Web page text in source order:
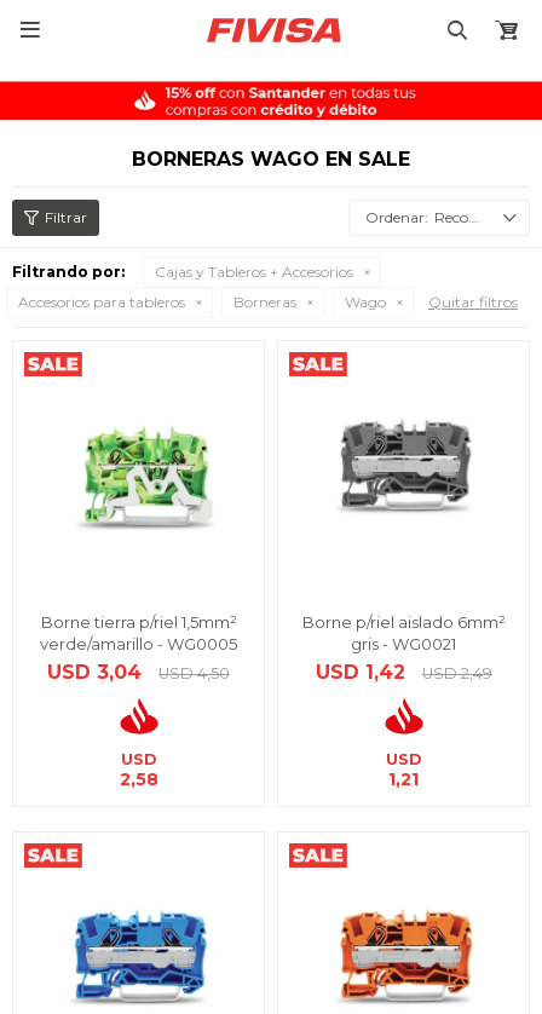

BORNERAS WAGO EN SALE
Recomendados
Filtrando por:
Cajas y Tableros + Accesorios
Accesorios para tableros
Borneras Wago Quitar filtros
Borne tierra p/riel 1,5mm²
verde/amarillo - WG0005
USD 3,04 USD 4,50
USD
2,58
Borne p/riel aislado 6mm²
gris - WG0021
USD 1,42 USD 2,49
USD
1,21